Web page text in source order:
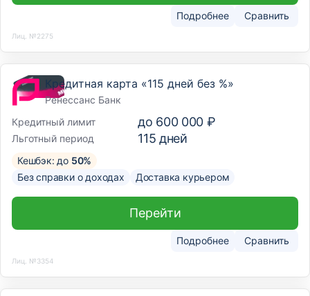
Подробнее Сравнить
Лиц. №2275
Кредитная карта «115 дней без %»
Ренессанс Банк
Кредитный лимит
до 600 000 ₽
Льготный период 115 дней
Кешбэк: до 50%
Без справки о доходах
Доставка курьером
Подробнее Сравнить
Перейти
Лиц. №3354